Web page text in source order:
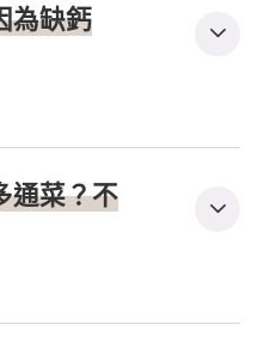
為缺鈣
通菜？不